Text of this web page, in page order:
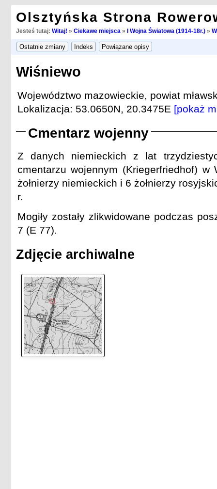
Olsztyńska Strona
Jesteś tutaj: Witaj! » Ciekawe miejsca » I Wojna Światowa (1914-18r.)»
Wiśniewo
Województwo mazowieckie, powiat
Lokalizacja: 53.0650N, 20.3475E [pokaż
Cmentarz wojenny
Z danych niemieckich z lat
cmentarzu wojennym (Kriegerfriedhof) w
żołnierzy niemieckich i 6 żołnierzy
r.
Mogiły zostały zlikwidowane podczas
7 (E 77).
Zdjęcie archiwalne